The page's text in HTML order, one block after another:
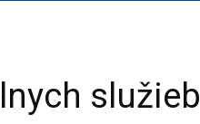
služieb